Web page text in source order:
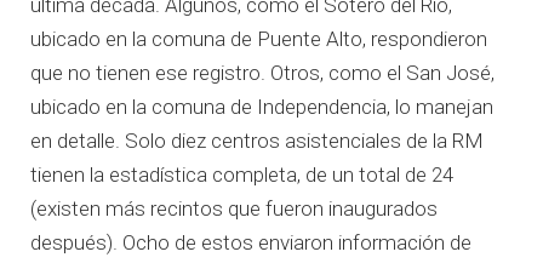
última década. Algunos, como el Sótero del Río,
ubicado en la comuna de Puente Alto, respondieron
que no tienen ese registro. Otros, como el San José,
ubicado en la comuna de Independencia, lo manejan
en detalle. Solo diez centros asistenciales de la RM
tienen la estadística completa, de un total de 24
(existen más recintos que fueron inaugurados
después). Ocho de estos enviaron información de